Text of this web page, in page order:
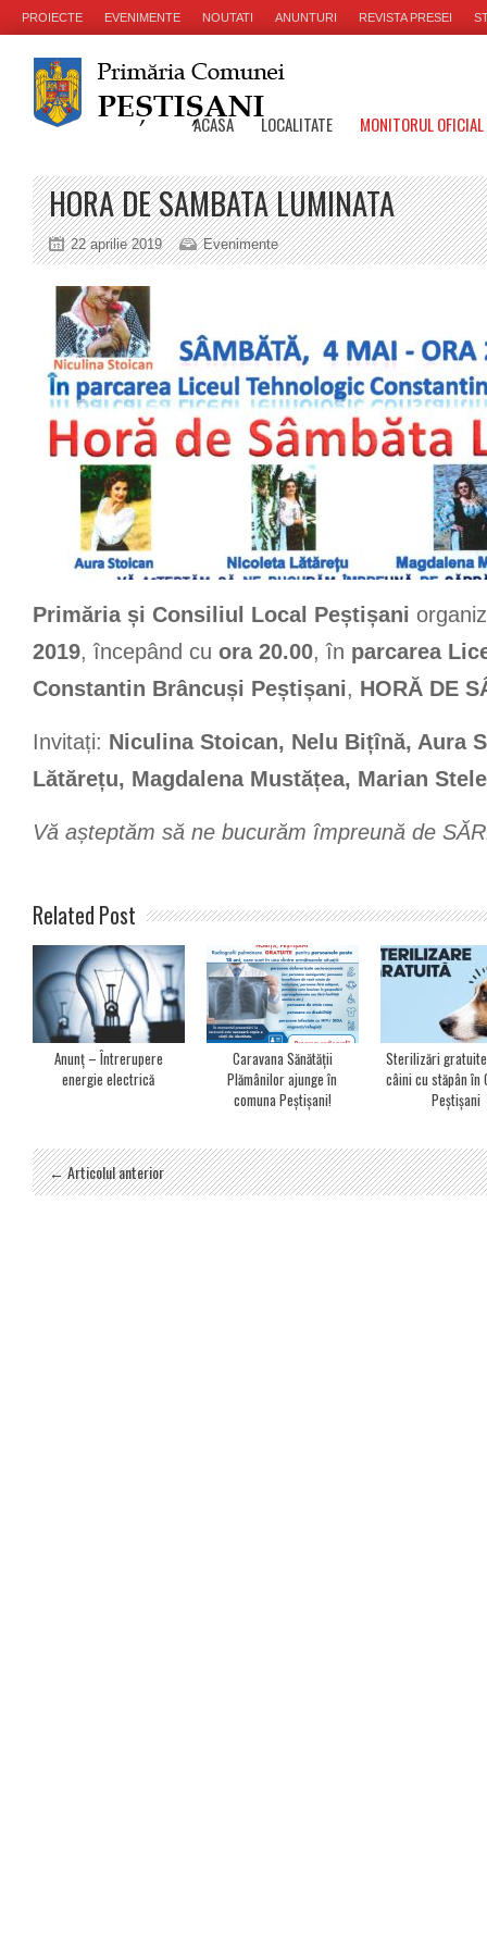
PROIECTE EVENIMENTE NOUTATI ANUNTURI REVISTA PRESEI
ACASA LOCALITATE MONITORUL
HORA DE SAMBATA LUMINATA
22 aprilie 2019 Evenimente
Primăria și Consiliul Local Peștișani
2019, începând cu ora 20.00, în parcarea
Constantin Brâncuși Peștișani, HORĂ DE
Invitați: Niculina Stoican, Nelu Bițînă, Aura
Lătărețu, Magdalena Mustățea, Marian
Vă așteptăm să ne bucurăm împreună de
Related Post
Anunț – Întrerupere
energie electrică
Caravana Sănătății
Plămânilor ajunge în
comuna Peștișani!
Sterilizări
câini cu stăpân în
Peștișani
← Articolul anterior